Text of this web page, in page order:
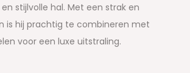
stijlvolle hal. Met een strak en
is hij prachtig te combineren met
voor een luxe uitstraling.